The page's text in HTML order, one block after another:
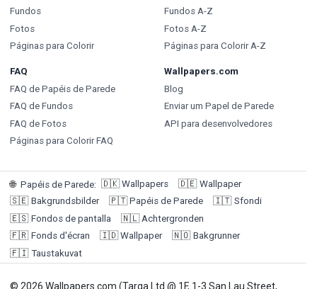
Fundos
Fotos
Páginas para Colorir
Fundos A-Z
Fotos A-Z
Páginas para Colorir A-Z
FAQ
FAQ de Papéis de Parede
FAQ de Fundos
FAQ de Fotos
Páginas para Colorir FAQ
Wallpapers.com
Blog
Enviar um Papel de Parede
API para desenvolvedores
🌐 Papéis de Parede: 🇩🇰 Wallpapers 🇩🇪 Wallpaper
🇸🇪 Bakgrundsbilder 🇵🇹 Papéis de Parede 🇮🇹 Sfondi
🇪🇸 Fondos de pantalla 🇳🇱 Achtergronden
🇫🇷 Fonds d'écran 🇮🇩 Wallpaper 🇳🇴 Bakgrunner
🇫🇮 Taustakuvat
© 2026 Wallpapers.com (Targa Ltd @ 1F, 1-3 San Lau Street,